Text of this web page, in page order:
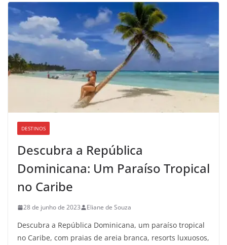
DESTINOS
Descubra a República
Dominicana: Um Paraíso Tropical
no Caribe
28 de junho de 2023 Eliane de Souza
Descubra a República Dominicana, um paraíso tropical
no Caribe, com praias de areia branca, resorts luxuosos,